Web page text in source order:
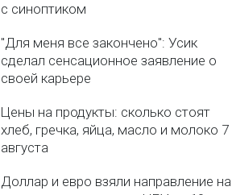
с синоптиком
"Для меня все закончено": Усик
сделал сенсационное заявление о
своей карьере
Цены на продукты: сколько стоят
хлеб, гречка, яйца, масло и молоко 7
августа
Доллар и евро взяли направление на